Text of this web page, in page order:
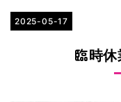
2025-05-17
臨時